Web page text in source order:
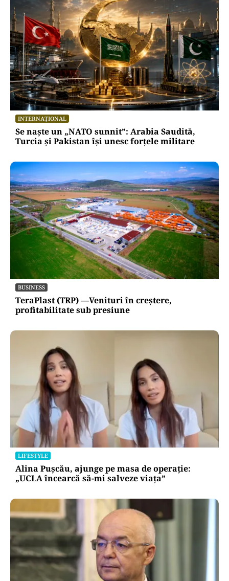
INTERNAȚIONAL
Se naște un „NATO sunnit”: Arabia Saudită,
Turcia și Pakistan își unesc forțele militare
BUSINESS
TeraPlast (TRP) —Venituri în creștere,
profitabilitate sub presiune
LIFESTYLE
Alina Pușcău, ajunge pe masa de operație:
„UCLA încearcă să-mi salveze viața”